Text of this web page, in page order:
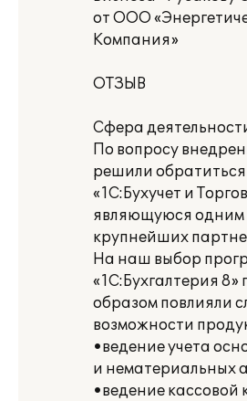
от ООО
Компания»
ОТЗЫВ
Сфера
По вопросу
решили
«1С:Бухучет и
являющуюся одним
крупнейших
На наш выбор
«1С:Бухгалтерия 8»
образом повлияли
возможности
•ведение учета
и нематериальных
•ведение кассовой